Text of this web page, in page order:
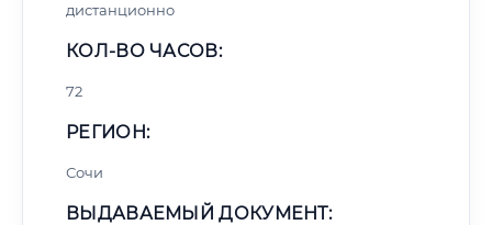
дистанционно
КОЛ-ВО ЧАСОВ:
72
РЕГИОН:
Сочи
ВЫДАВАЕМЫЙ ДОКУМЕНТ: